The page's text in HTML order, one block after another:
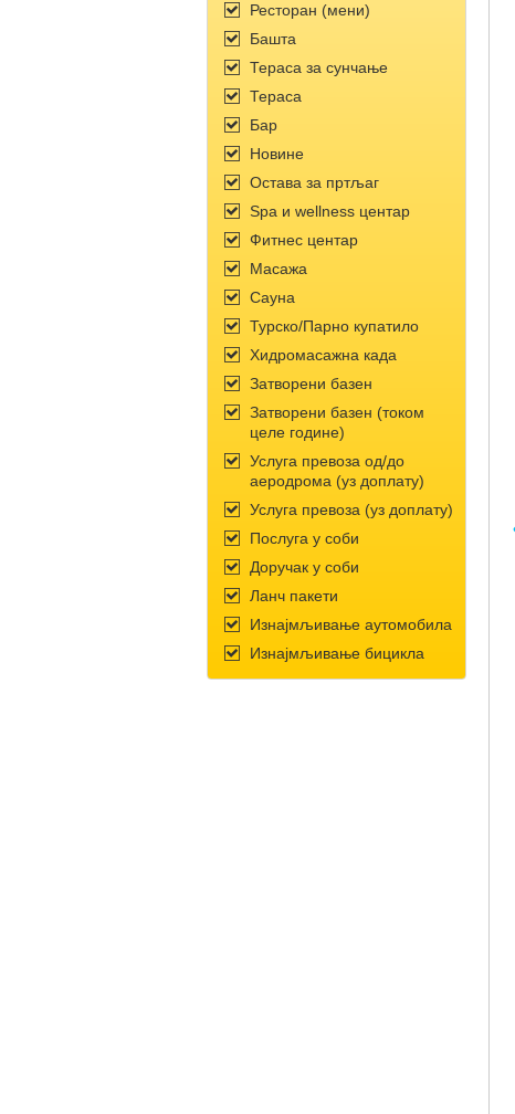
Ресторан (мени)
Башта
Тераса за сунчање
Тераса
Бар
Новине
Остава за пртљаг
Spa и wellness центар
Фитнес центар
Масажа
Сауна
Турско/Парно купатило
Хидромасажна када
Затворени базен
Затворени базен (током
целе године)
Услуга превоза од/до
аеродрома (уз доплату)
Услуга превоза (уз доплату)
Послуга у соби
Доручак у соби
Ланч пакети
Изнајмљивање аутомобила
Изнајмљивање бицикла